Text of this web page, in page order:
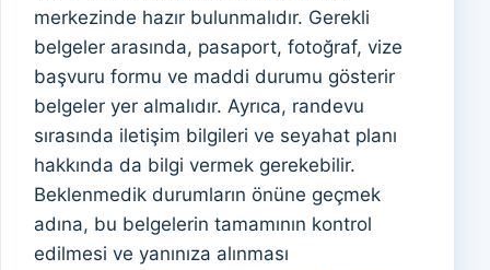
merkezinde hazır bulunmalıdır. Gerekli
belgeler arasında, pasaport, fotoğraf, vize
başvuru formu ve maddi durumu gösterir
belgeler yer almalıdır. Ayrıca, randevu
sırasında iletişim bilgileri ve seyahat planı
hakkında da bilgi vermek gerekebilir.
Beklenmedik durumların önüne geçmek
adına, bu belgelerin tamamının kontrol
edilmesi ve yanınıza alınması